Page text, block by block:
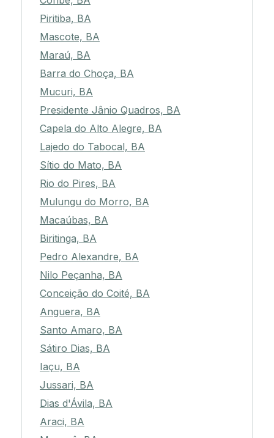
Piritiba, BA
Mascote, BA
Maraú, BA
Barra do Choça, BA
Mucuri, BA
Presidente Jânio Quadros, BA
Capela do Alto Alegre, BA
Lajedo do Tabocal, BA
Sítio do Mato, BA
Rio do Pires, BA
Mulungu do Morro, BA
Macaúbas, BA
Biritinga, BA
Pedro Alexandre, BA
Nilo Peçanha, BA
Conceição do Coité, BA
Anguera, BA
Santo Amaro, BA
Sátiro Dias, BA
Iaçu, BA
Jussari, BA
Dias d'Ávila, BA
Araci, BA